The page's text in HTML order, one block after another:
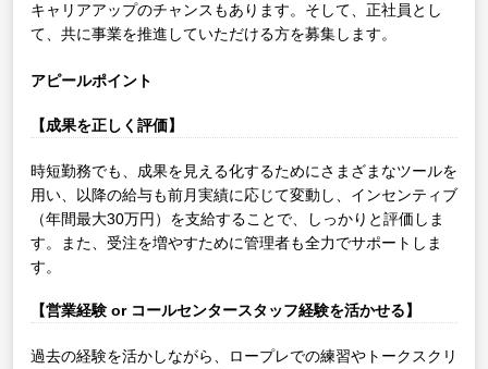
キャリアアップのチャンスもあります。そして、正社員とし
て、共に事業を推進していただける方を募集します。
アピールポイント
【成果を正しく評価】
時短勤務でも、成果を見える化するためにさまざまなツールを
用い、以降の給与も前月実績に応じて変動し、インセンティブ
（年間最大30万円）を支給することで、しっかりと評価しま
す。また、受注を増やすために管理者も全力でサポートしま
す。
【営業経験 or コールセンタースタッフ経験を活かせる】
過去の経験を活かしながら、ロープレでの練習やトークスクリ